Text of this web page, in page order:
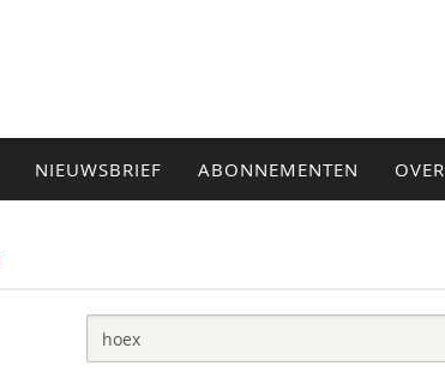
NIEUWSBRIEF ABONNEMENTEN OVER